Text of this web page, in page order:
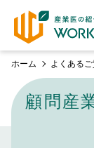
ホーム よくあるご
顧問産